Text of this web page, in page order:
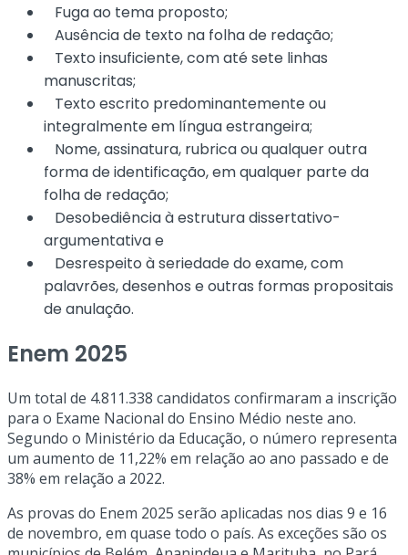
Fuga ao tema proposto;
Ausência de texto na folha de redação;
Texto insuficiente, com até sete linhas
manuscritas;
Texto escrito predominantemente ou
integralmente em língua estrangeira;
Nome, assinatura, rubrica ou qualquer outra
forma de identificação, em qualquer parte da
folha de redação;
Desobediência à estrutura dissertativo-
argumentativa e
Desrespeito à seriedade do exame, com
palavrões, desenhos e outras formas propositais
de anulação.
Enem 2025
Um total de 4.811.338 candidatos confirmaram a inscrição
para o Exame Nacional do Ensino Médio neste ano.
Segundo o Ministério da Educação, o número representa
um aumento de 11,22% em relação ao ano passado e de
38% em relação a 2022. ​​
​As provas do Enem 2025 serão aplicadas nos dias 9 e 16
de novembro, em quase todo o país. As exceções são os